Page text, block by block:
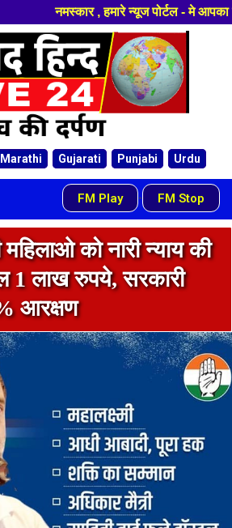
, हमारे न्यूज पोर्टल - मे आपका स्वागत हैं
Marathi Gujarati Punjabi Urdu
FM Play - FM Stop
महिलाओ को नारी न्याय की
1 लाख रुपये, सरकारी
आरक्षण